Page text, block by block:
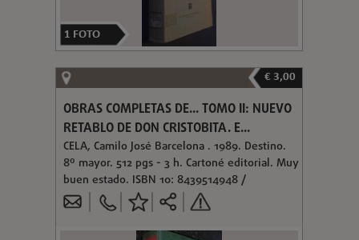
1 FOTO
€ 3,00
OBRAS COMPLETAS DE... TOMO II: NUEVO
RETABLO DE DON CRISTOBITA. E...
CELA, Camilo José Barcelona . 1989. Destino.
8º mayor. 512 pgs - 3 h. Cartoné editorial. Muy
buen estado. ISBN 10: 8439514948 /